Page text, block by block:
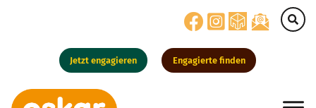
Jetzt engagieren Engagierte finden